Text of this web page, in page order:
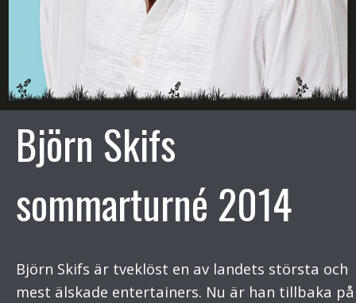
Björn Skifs
sommarturné 2014
Björn Skifs är tveklöst en av landets största och
mest älskade entertainers. Nu är han tillbaka på